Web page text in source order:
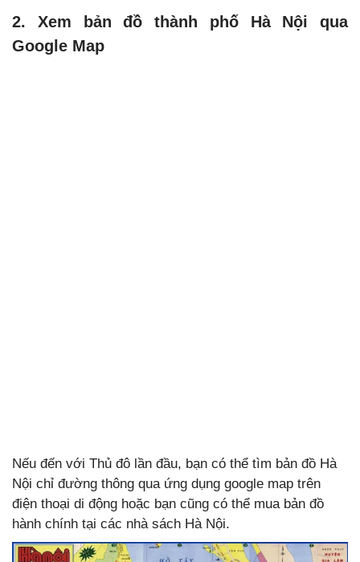
2. Xem bản đồ thành phố Hà Nội qua
Google Map
Nếu đến với Thủ đô lần đầu, bạn có thể tìm bản đồ Hà
Nội chỉ đường thông qua ứng dụng google map trên
điện thoại di động hoặc bạn cũng có thể mua bản đồ
hành chính tại các nhà sách Hà Nội.